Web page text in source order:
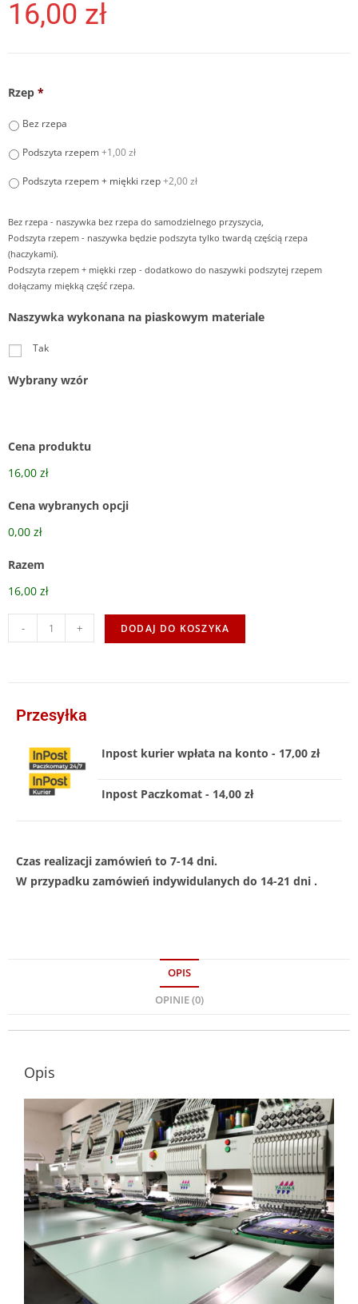
16,00 zł
Rzep *
Bez rzepa
Podszyta rzepem+1,00 zł
Podszyta rzepem + miękki rzep+2,00 zł
Bez rzepa - naszywka bez rzepa do samodzielnego przyszycia,
Podszyta rzepem - naszywka będzie podszyta tylko twardą częścią rzepa
(haczykami).
Podszyta rzepem + miękki rzep - dodatkowo do naszywki podszytej rzepem
dołączamy miękką część rzepa.
Naszywka wykonana na piaskowym materiale
Tak
Wybrany wzór
Cena produktu
16,00 zł
Cena wybranych opcji
0,00 zł
Razem
16,00 zł
- + DODAJ DO KOSZYKA
Przesyłka
Inpost kurier wpłata na konto - 17,00 zł
Inpost Paczkomat - 14,00 zł
Czas realizacji zamówień to 7-14 dni.
W przypadku zamówień indywidulanych do 14-21 dni .
OPIS
OPINIE (0)
Opis